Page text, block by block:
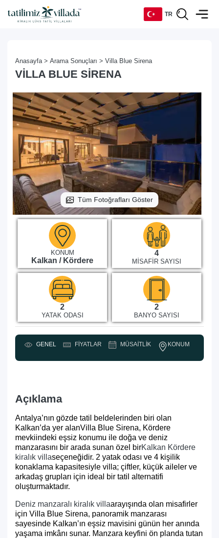
TR
RU
Anasayfa > Arama Sonuçları > Villa Blue Sirena
VILLA BLUE SIRENA
Tüm Fotoğrafları Göster
KONUM
Kalkan / Kördere
4
MISAFIR SAYISI
2
YATAK ODASI
2
BANYO SAYISI
GENEL FIYATLAR MÜSAITLIK KONUM
Açıklama
Antalya’nın gözde tatil beldelerinden biri olan
Kalkan’da yer alanVilla Blue Sirena, Kördere
mevkiindeki eşsiz konumu ile doğa ve deniz
manzarasını bir arada sunan özel birKalkan Kördere
kiralık villaseçeneğidir. 2 yatak odası ve 4 kişilik
konaklama kapasitesiyle villa; çiftler, küçük aileler ve
arkadaş grupları için ideal bir tatil alternatifi
oluşturmaktadır.
Deniz manzaralı kiralık villaarayışında olan misafirler
için Villa Blue Sirena, panoramik manzarası
sayesinde Kalkan’ın eşsiz mavisini günün her anında
yaşama imkânı sunar. Manzara keyfini ön planda tutan